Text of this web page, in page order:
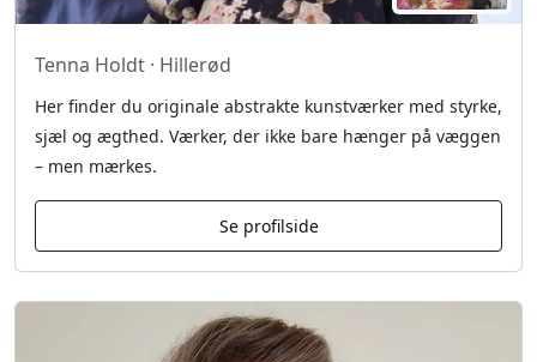
Tenna Holdt · Hillerød
Her finder du originale abstrakte kunstværker med styrke,
sjæl og ægthed. Værker, der ikke bare hænger på væggen
– men mærkes.
Se profilside